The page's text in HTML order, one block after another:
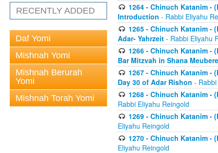
RECENTLY ADDED
Daf Yomi
Mishnah Yomi
Mishnah Berurah
Yomi
Mishnah Torah Yomi
1264 - Chinuch Katanim -
Introduction - Rabbi Eliyahu
1265 - Chinuch Katanim -
Adar- Yahrzeit - Rabbi Eliyahu
1266 - Chinuch Katanim -
Bar Mitzvah in Shana
1267 - Chinuch Katanim -
Day 30 of Adar Rishon -
1268 - Chinuch Katanim -
Rabbi Eliyahu Reingold
1269 - Chinuch Katanim -
Eliyahu Reingold
1270 - Chinuch Katanim -
Eliyahu Reingold